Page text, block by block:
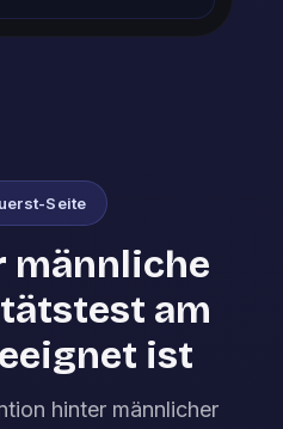
Seite
männliche
am
ist
hinter männlicher